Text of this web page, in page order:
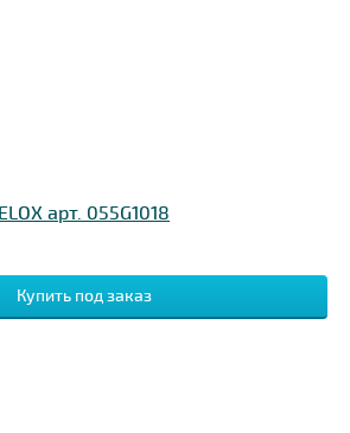
арт. 055G1018